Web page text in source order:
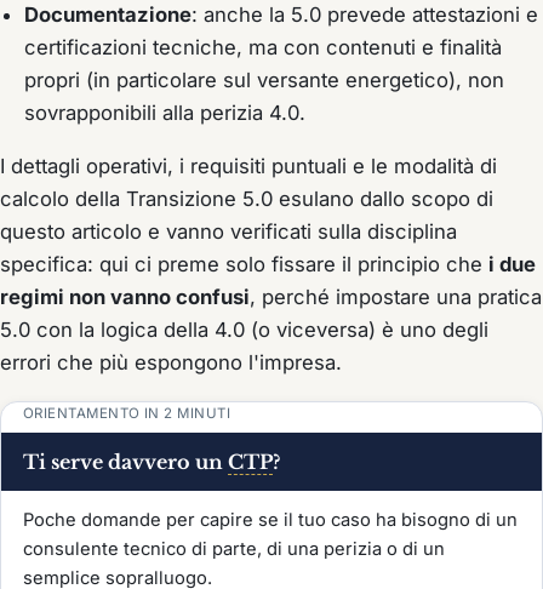
Documentazione: anche la 5.0 prevede attestazioni e
certificazioni tecniche, ma con contenuti e finalità
propri (in particolare sul versante energetico), non
sovrapponibili alla perizia 4.0.
I dettagli operativi, i requisiti puntuali e le modalità di
calcolo della Transizione 5.0 esulano dallo scopo di
questo articolo e vanno verificati sulla disciplina
specifica: qui ci preme solo fissare il principio che i due
regimi non vanno confusi, perché impostare una pratica
5.0 con la logica della 4.0 (o viceversa) è uno degli
errori che più espongono l'impresa.
ORIENTAMENTO IN 2 MINUTI
Ti serve davvero un CTP?
Poche domande per capire se il tuo caso ha bisogno di un
consulente tecnico di parte, di una perizia o di un
semplice sopralluogo.